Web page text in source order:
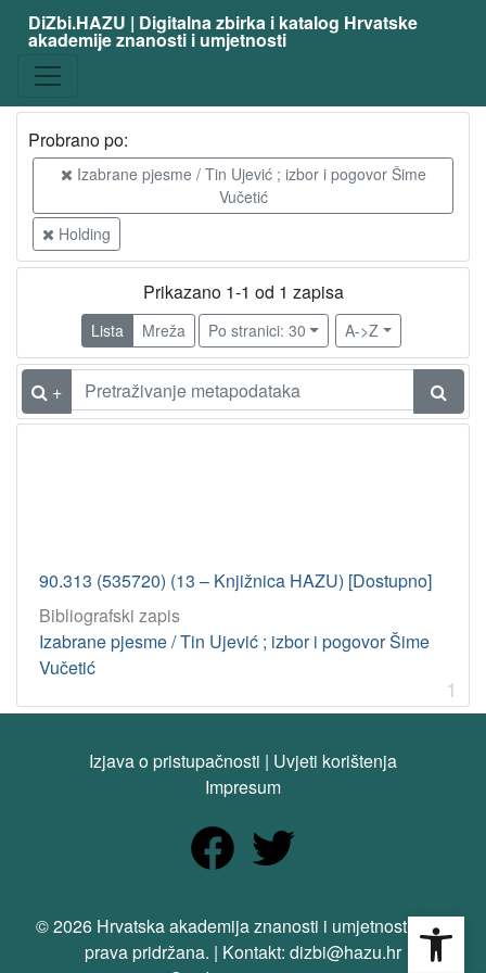
DiZbi.HAZU | Digitalna zbirka i katalog Hrvatske
akademije znanosti i umjetnosti
Probrano po:
Izabrane pjesme / Tin Ujević ; izbor i pogovor Šime
Vučetić
Holding
Prikazano 1-1 od 1 zapisa
Lista Mreža Po stranici: 30 A->Z
+
90.313 (535720) (13 – Knjižnica HAZU) [Dostupno]
Bibliografski zapis
Izabrane pjesme / Tin Ujević ; izbor i pogovor Šime
Vučetić
1
Izjava o pristupačnosti | Uvjeti korištenja
Impresum
© 2026 Hrvatska akademija znanosti i umjetnosti. Sva
prava pridržana. | Kontakt: dizbi@hazu.hr